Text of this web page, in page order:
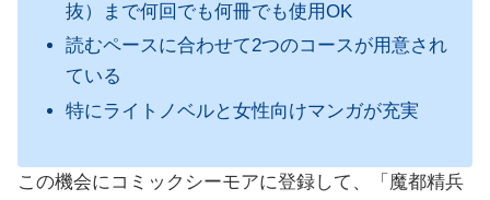
抜）まで何回でも何冊でも使用OK
読むペースに合わせて2つのコースが用意され
ている
特にライトノベルと女性向けマンガが充実
この機会にコミックシーモアに登録して、「魔都精兵